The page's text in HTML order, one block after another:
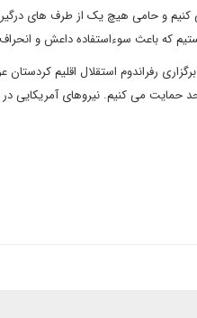
کنیم و حامی هیچ یک از طرف های
که باعث سوءاستفاده داعش و
رفراندوم استقلال اقلیم
حمایت می کنیم. نیروهای آمریکایی